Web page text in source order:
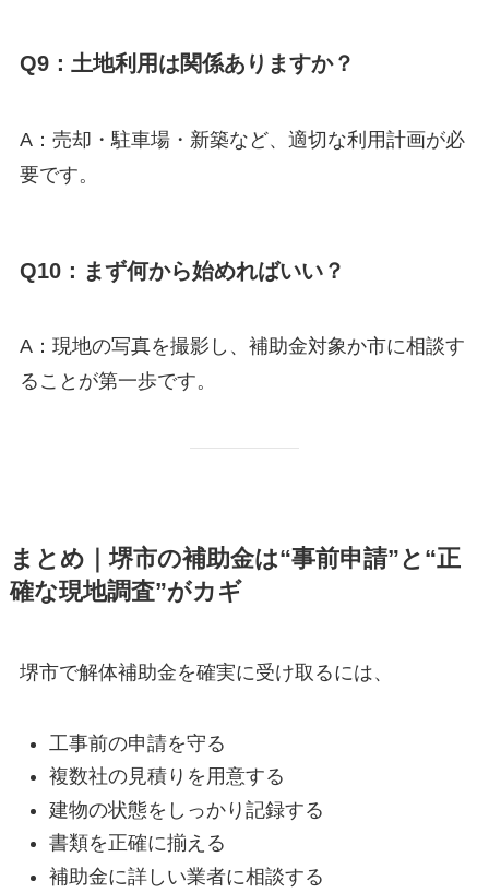
Q9：土地利用は関係ありますか？
A：売却・駐車場・新築など、適切な利用計画が必
要です。
Q10：まず何から始めればいい？
A：現地の写真を撮影し、補助金対象か市に相談す
ることが第一歩です。
まとめ｜堺市の補助金は“事前申請”と“正
確な現地調査”がカギ
堺市で解体補助金を確実に受け取るには、
工事前の申請を守る
複数社の見積りを用意する
建物の状態をしっかり記録する
書類を正確に揃える
補助金に詳しい業者に相談する